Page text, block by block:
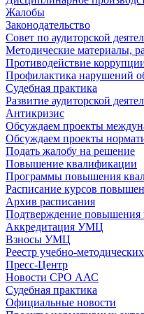
Жалобы
Законодательство
Совет по аудиторской
Методические материалы,
Противодействие
Профилактика нарушений
Судебная практика
Развитие аудиторской
Антикризис
Обсуждаем проекты
Обсуждаем проекты
Подать жалобу на решение
Повышение квалификации
Программы повышения
Расписание курсов
Архив расписания
Подтверждение повышения
Аккредитация УМЦ
Взносы УМЦ
Реестр учебно-
Пресс-Центр
Новости СРО ААС
Судебная практика
Официальные новости